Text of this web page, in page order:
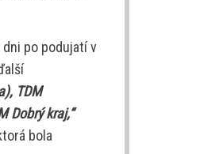
dni po podujatí v
TDM
Dobrý kraj,“
bola